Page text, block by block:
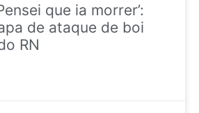
que ia morrer’:
de ataque de boi
RN